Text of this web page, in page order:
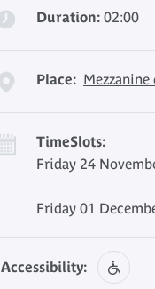
Duration: 02:00
Place: Mezzanine
TimeSlots:
Friday 24
Friday 01
Accessibility: